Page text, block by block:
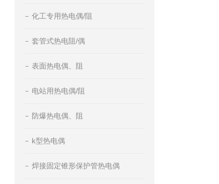
化工专用热电偶/阻
套管式热电阻/偶
表面热电偶、阻
电站用热电偶/阻
防爆热电偶、阻
k型热电偶
焊接固定锥形保护管热电偶